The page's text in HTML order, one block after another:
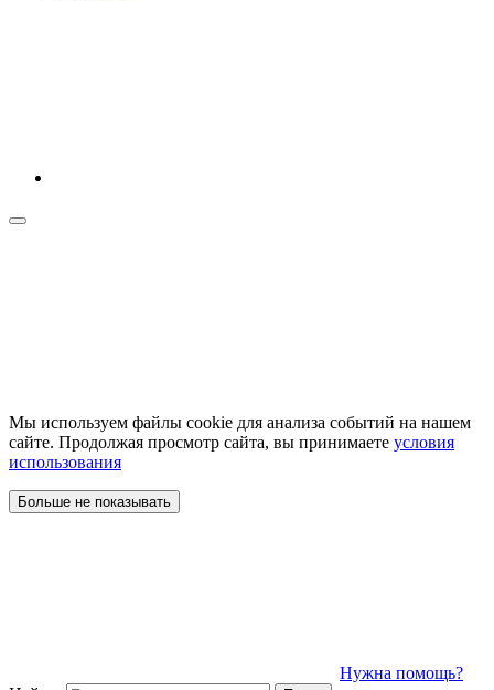
Мы используем файлы cookie для анализа событий на нашем
сайте. Продолжая просмотр сайта, вы принимаете условия
использования
Больше не показывать
Нужна помощь?